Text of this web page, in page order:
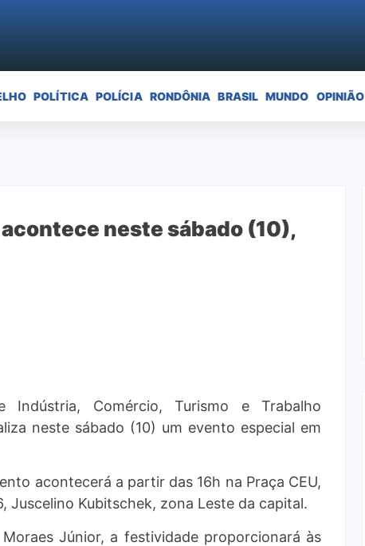
POLÍTICA POLÍCIA RONDÔNIA BRASIL MUNDO OPINIÃO
neste sábado (10),
Indústria, Comércio, Turismo e Trabalho
neste sábado (10) um evento especial em
acontecerá a partir das 16h na Praça CEU,
Juscelino Kubitschek, zona Leste da capital.
Júnior, a festividade proporcionará às